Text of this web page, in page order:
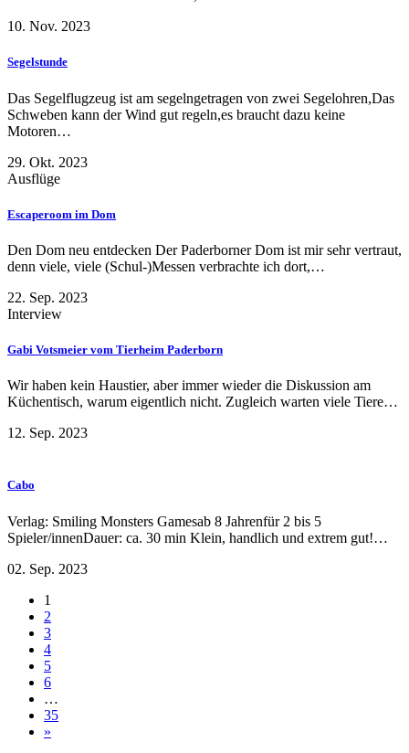
10. Nov. 2023
Segelstunde
Das Segelflugzeug ist am segelngetragen von zwei Segelohren,Das
Schweben kann der Wind gut regeln,es braucht dazu keine
Motoren…
29. Okt. 2023
Ausflüge
Escaperoom im Dom
Den Dom neu entdecken Der Paderborner Dom ist mir sehr vertraut,
denn viele, viele (Schul-)Messen verbrachte ich dort,…
22. Sep. 2023
Interview
Gabi Votsmeier vom Tierheim Paderborn
Wir haben kein Haustier, aber immer wieder die Diskussion am
Küchentisch, warum eigentlich nicht. Zugleich warten viele Tiere…
12. Sep. 2023
Cabo
Verlag: Smiling Monsters Gamesab 8 Jahrenfür 2 bis 5
Spieler/innenDauer: ca. 30 min Klein, handlich und extrem gut!…
02. Sep. 2023
1
2
3
4
5
6
…
35
»